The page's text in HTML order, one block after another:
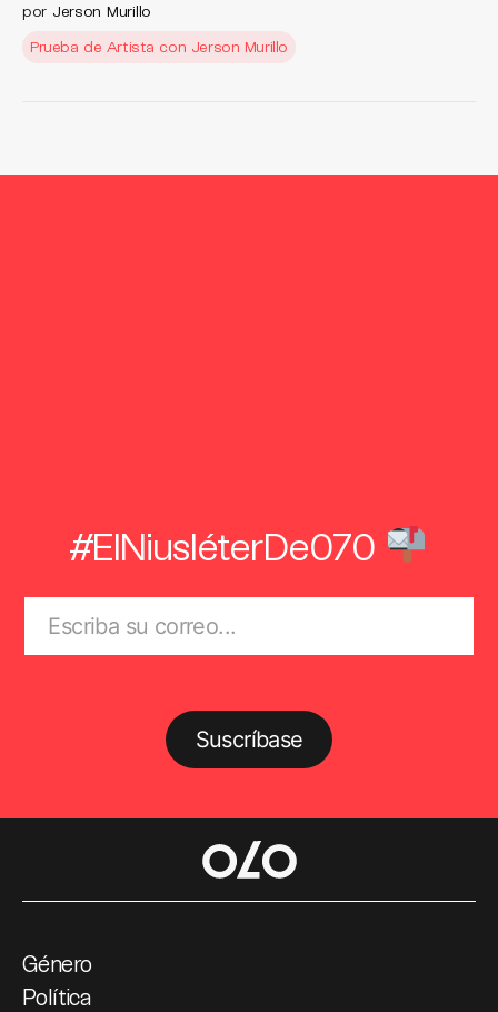
por Jerson Murillo
Prueba de Artista con Jerson Murillo
#ElNiusléterDe070
Suscríbase
Género
Política